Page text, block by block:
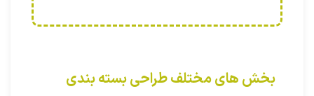
بخش های مختلف طراحی بسته بندی